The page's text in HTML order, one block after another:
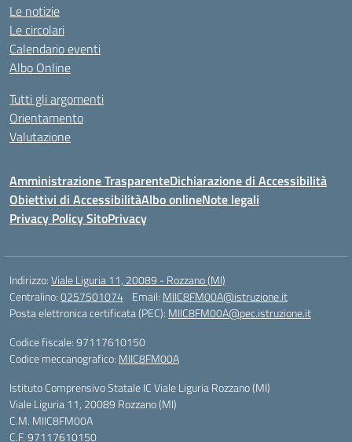
Le notizie
Le circolari
Calendario eventi
Albo Online
Tutti gli argomenti
Orientamento
Valutazione
Amministrazione TrasparenteDichiarazione di Accessibilità
Obiettivi di AccessibilitàAlbo onlineNote legali
Privacy Policy SitoPrivacy
Indirizzo:Viale Liguria 11, 20089 - Rozzano (MI)
Centralino:0257501074 Email: MIIC8FM00A@istruzione.it
Posta elettronica certificata (PEC): MIIC8FM00A@pec.istruzione.it
Codice fiscale: 97117610150
Codice meccanografico: MIIC8FM00A
Istituto Comprensivo Statale IC Viale Liguria Rozzano (MI)
Viale Liguria 11, 20089 Rozzano (MI)
C.M. MIIC8FM00A
C.F. 97117610150